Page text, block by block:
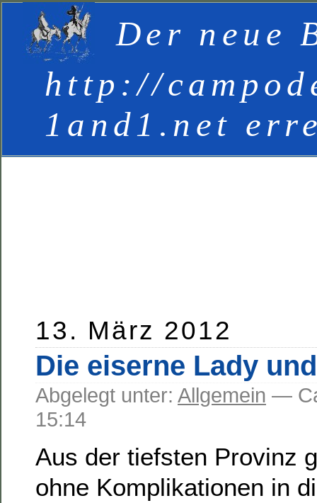
Der neue
http://
1and1.net
13. März 2012
Die eiserne Lady
Abgelegt unter: Allgemein —
15:14
Aus der tiefsten Provinz
ohne Komplikationen in